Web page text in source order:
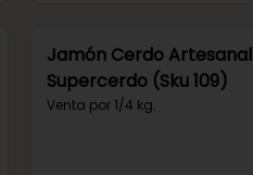
Jamón Cerdo Artesanal
Supercerdo (Sku 109)
Venta por 1/4 kg.